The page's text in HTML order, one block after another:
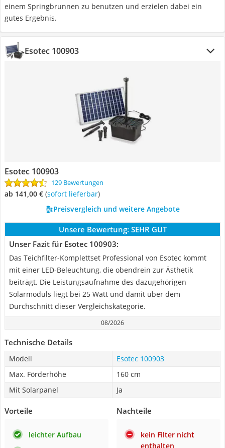
einem Springbrunnen zu benutzen und erzielen dabei ein
gutes Ergebnis.
Esotec 100903
Esotec 100903
129 Bewertungen
ab 141,00 € ( Sofort lieferbar)
Preisvergleich und weitere Angebote
Unsere Bewertung: SEHR GUT
Unser Fazit für Esotec 100903:
Das Teichfilter-Komplettset Professional von Esotec kommt
mit einer LED-Beleuchtung, die obendrein zur Ästhetik
beiträgt. Die Leistungsaufnahme des dazugehörigen
Solarmoduls liegt bei 25 Watt und damit über dem
Durchschnitt dieser Vergleichskategorie.
08/2026
Technische Details
Modell
Esotec 100903
Max. Förderhöhe
160 cm
Mit Solarpanel
Ja
Vorteile
leichter Aufbau
Nachteile
kein Filter nicht
enthalten